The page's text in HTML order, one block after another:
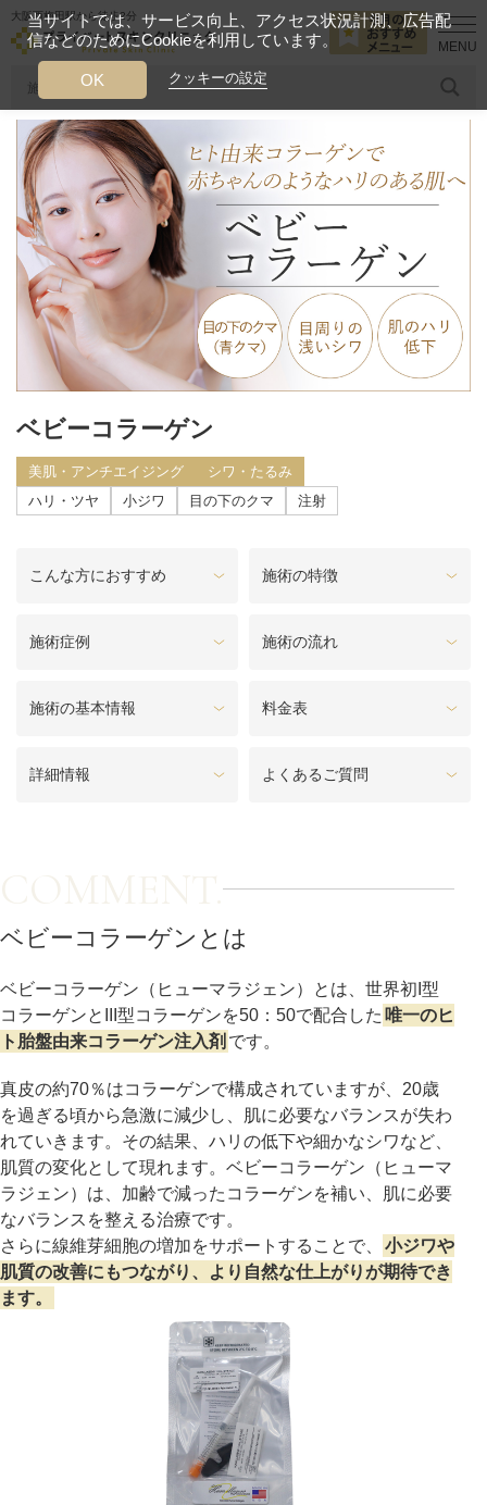
大阪西梅田駅から徒歩2分
人気のワード 糸リフト
今月のおすすめメニュー
当クリニック月替わりのおすすめのメニュー
プライベートスキンクリニックが
選ばれる理由
クリニックについて
料金一覧
初めての方へ
アクセス
西梅田から徒歩2分
アフターケア
よくあるご質問
美容ブログ
オンラインショップ
WEB予約
診療メニュー 美肌・アンチエイジング ベビーコラーゲン
ベビーコラーゲン
美肌・アンチエイジング
シワ・たるみ
ハリ・ツヤ
小ジワ 目の下のクマ 注射
こんな方におすすめ 施術の特徴
施術症例 施術の流れ
施術の基本情報 料金表
詳細情報 よくあるご質問
ベビーコラーゲンとは
ベビーコラーゲン（ヒューマラジェン）とは、世界初I型
コラーゲンとIII型コラーゲンを50：50で配合した 唯一のヒ
ト胎盤由来コラーゲン注入剤 です。
真皮の約70％はコラーゲンで構成されていますが、20歳
を過ぎる頃から急激に減少し、肌に必要なバランスが失わ
れていきます。その結果、ハリの低下や細かなシワなど、
肌質の変化として現れます。ベビーコラーゲン（ヒューマ
ラジェン）は、加齢で減ったコラーゲンを補い、肌に必要
なバランスを整える治療です。
さらに線維芽細胞の増加をサポートすることで、
小ジワや
肌質の改善にもつながり、より自然な仕上がりが期待でき
ます。
当サイトでは、サービス向上、アクセス状況計測、広告配
信などのためにCookieを利用しています。
クッキーの設定
OK